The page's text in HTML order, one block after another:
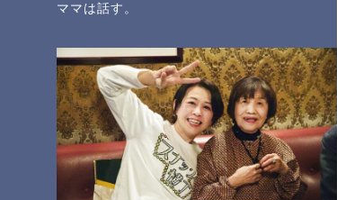
ママは話す。